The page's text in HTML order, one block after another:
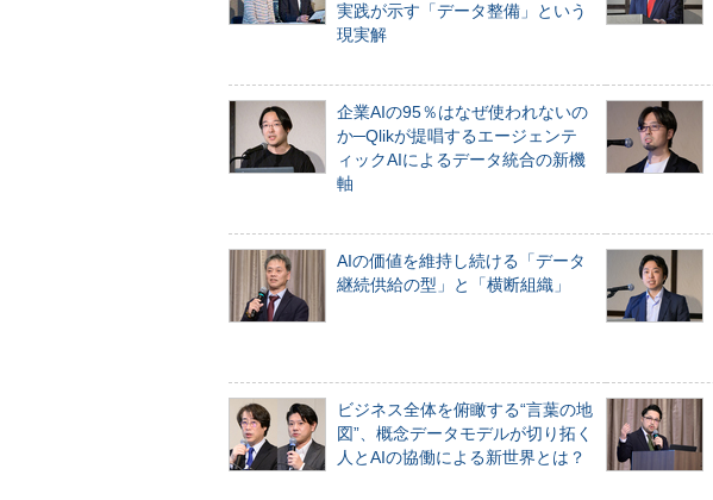
実践が示す「データ整備」という
現実解
企業AIの95％はなぜ使われないの
か─Qlikが提唱するエージェンテ
ィックAIによるデータ統合の新機
軸
AIの価値を維持し続ける「データ
継続供給の型」と「横断組織」
ビジネス全体を俯瞰する“言葉の地
図”、概念データモデルが切り拓く
人とAIの協働による新世界とは？